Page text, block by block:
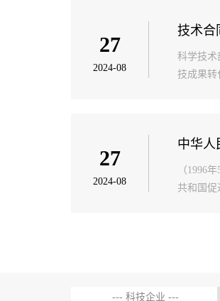
27
2024-08
技术合
科学技
技成果转
27
2024-08
中华人
（1996
共和国促
--- 科技企业 ---